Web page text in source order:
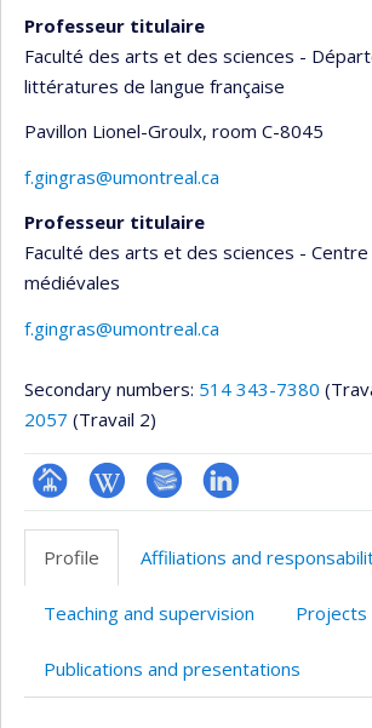
Professeur titulaire
Faculté des arts et des sciences -
littératures de langue française
Pavillon Lionel-Groulx, room C-8045
f.gingras@umontreal.ca
Professeur titulaire
Faculté des arts et des sciences -
médiévales
f.gingras@umontreal.ca
Secondary numbers: 514 343-7380
2057 (Travail 2)
Page Wiki Bibliographie
LinkedIn
Profile
Affiliations and
Teaching and supervision Projects
Publications and presentations